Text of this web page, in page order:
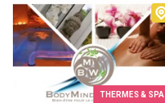
THERMES & SPA
Body Mind Wellness